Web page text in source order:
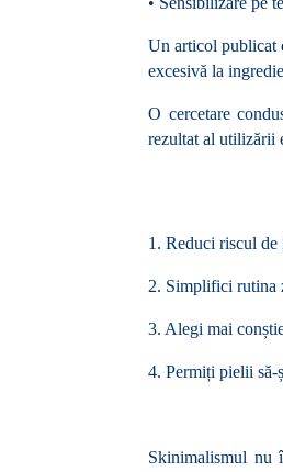
Un articol publicat
excesivă la
O cercetare
rezultat al utilizării
1. Reduci riscul
2. Simplifici rutina
3. Alegi mai
4. Permiți pielii să-
Skinimalismul nu